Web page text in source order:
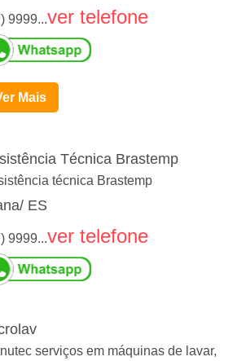
9999...ver telefone
Mais
Técnica Brastemp
técnica Brastemp
ES
9999...ver telefone
serviços em máquinas de lavar,